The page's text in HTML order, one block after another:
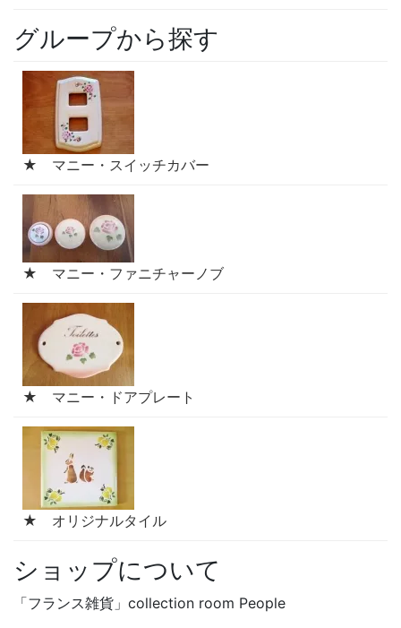
グループから探す
★ マニー・スイッチカバー
★ マニー・ファニチャーノブ
★ マニー・ドアプレート
★ オリジナルタイル
ショップについて
「フランス雑貨」collection room People